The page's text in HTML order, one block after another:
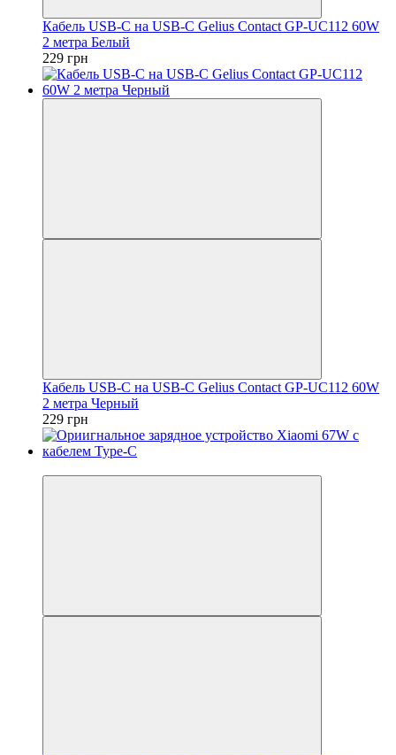
Кабель USB-C на USB-C Gelius Contact GP-UC112 60W
2 метра Белый
229 грн
Кабель USB-C на USB-C Gelius Contact GP-UC112 60W
2 метра Черный
229 грн